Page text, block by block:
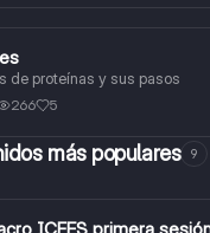
de proteínas y sus pasos
266 5
más populares 9
Matemáticas